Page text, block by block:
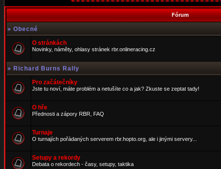
Fórum
» Obecné
O stránkách
Novinky, náměty, ohlasy stránek rbr.onlineracing.cz
» Richard Burns Rally
Pro začátečníky
Jste tu noví, máte problém a netušíte co a jak? Zkuste se zeptat tady!
O hře
Přednosti a zápory RBR, FAQ
Turnaje
O turnajích pořádaných serverem rbr.hopto.org, ale i jinými servery...
Setupy a rekordy
Debata o rekordech - časy, setupy, taktika